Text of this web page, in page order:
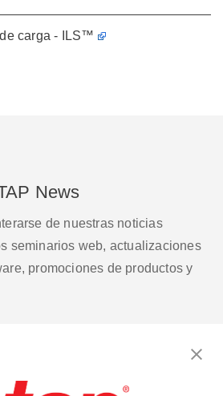
carga - ILS™
News
de nuestras noticias
seminarios web, actualizaciones
promociones de productos y